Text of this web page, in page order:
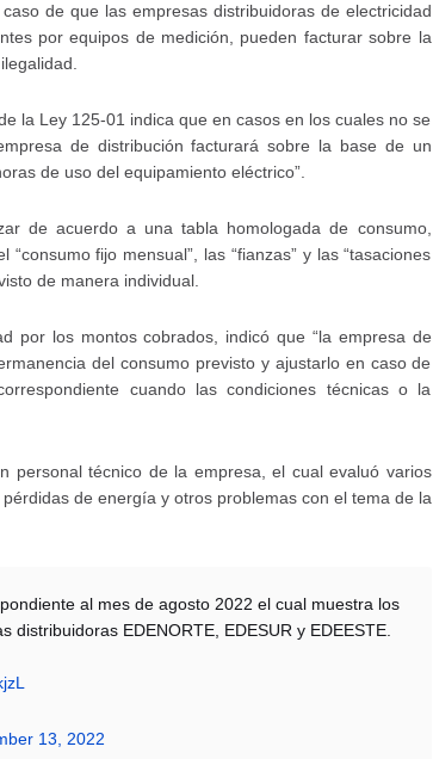
de que las empresas distribuidoras de electricidad
por equipos de medición, pueden facturar sobre la
la Ley 125-01 indica que en casos en los cuales no se
de distribución facturará sobre la base de un
de uso del equipamiento eléctrico”.
de acuerdo a una tabla homologada de consumo,
fijo mensual”, las “fianzas” y las “tasaciones
de manera individual.
por los montos cobrados, indicó que “la empresa de
del consumo previsto y ajustarlo en caso de
cuando las condiciones técnicas o la
personal técnico de la empresa, el cual evaluó varios
de energía y otros problemas con el tema de la
al mes de agosto 2022 el cual muestra los
EDENORTE, EDESUR y EDEESTE.
13, 2022